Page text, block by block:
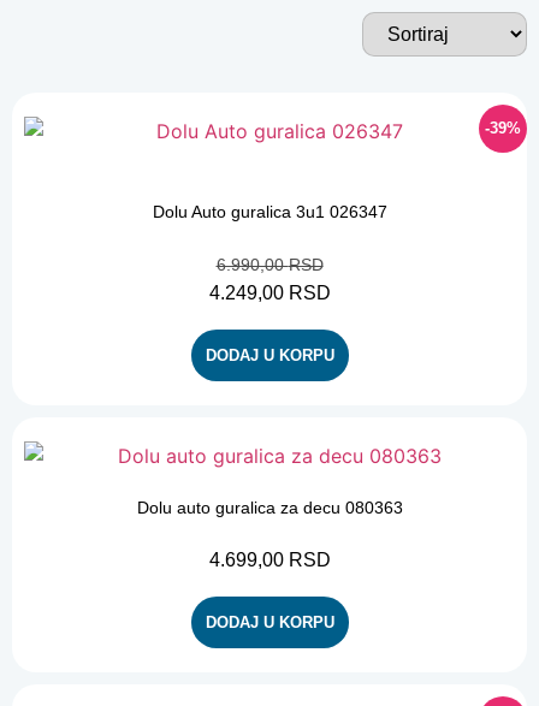
-39%
Dolu Auto guralica 3u1 026347
6.990,00RSD
4.249,00 RSD
DODAJ U KORPU
Dolu auto guralica za decu 080363
4.699,00 RSD
DODAJ U KORPU